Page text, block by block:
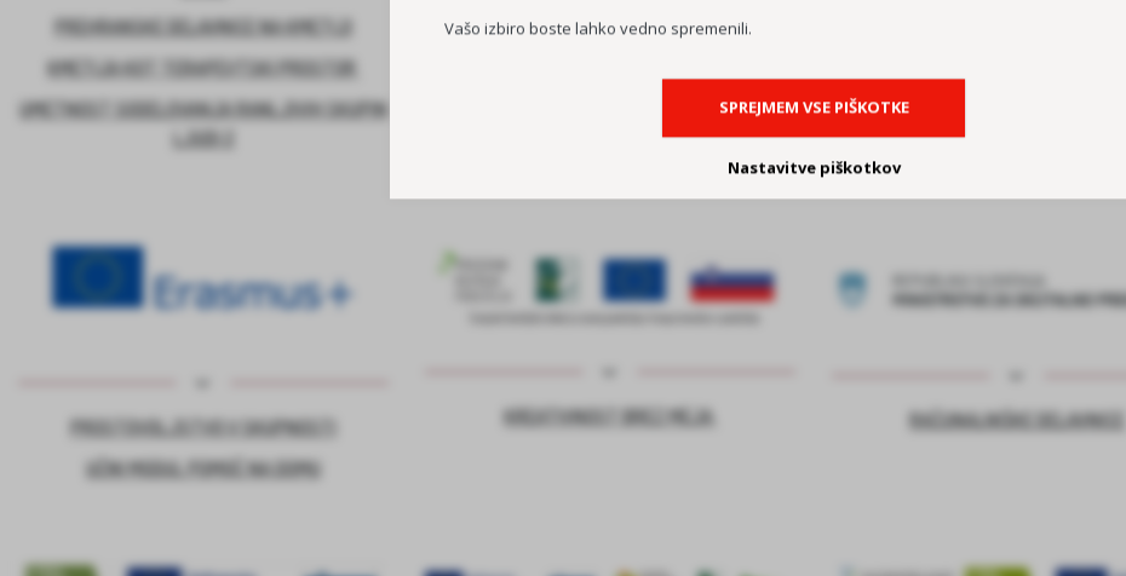
PREHRANSKE DELAVNICE NA KMETIJI
KMETIJA KOT TERAPEVTSKI PROSTOR
UMETNOST SODELOVANJA RANLJIVIH SKUPIN
LJUDI 2
PROSTOVOLJSTVO V SKUPNOSTI
UČNI MODUL POMOČ NA DOMU
KREATIVNOST BREZ MEJA RAČUNALNIŠKE DELAVNICE
Vašo izbiro boste lahko vedno spremenili.
SPREJMEM VSE PIŠKOTKE
Nastavitve piškotkov